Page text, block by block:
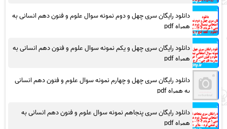
دانلود رایگان سری چهل و دوم نمونه سوال علوم و فنون دهم انسانی به
همراه pdf
دانلود رایگان سری چهل و یکم نمونه سوال علوم و فنون دهم انسانی به
همراه pdf
دانلود رایگان سری چهل و چهارم نمونه سوال علوم و فنون دهم انسانی
به همراه pdf
دانلود رایگان سری پنجاهم نمونه سوال علوم و فنون دهم انسانی به
همراه pdf